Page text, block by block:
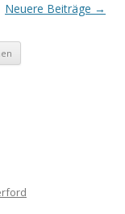
Neuere Beiträge →